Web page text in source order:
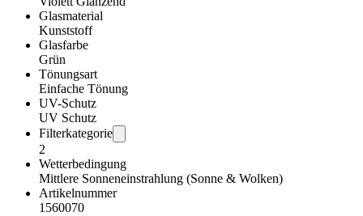
Glasmaterial
Kunststoff
Glasfarbe
Grün
Tönungsart
Einfache Tönung
UV-Schutz
UV Schutz
Filterkategorie
2
Wetterbedingung
Mittlere Sonneneinstrahlung (Sonne & Wolken)
Artikelnummer
1560070